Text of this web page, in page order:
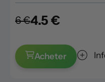
6 €4.5 €
Acheter